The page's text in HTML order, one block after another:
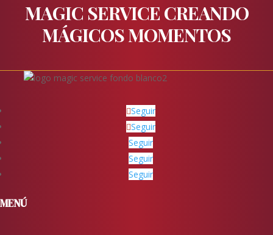
MAGIC SERVICE CREANDO
MÁGICOS MOMENTOS
Seguir
Seguir
Seguir
Seguir
Seguir
MENÚ